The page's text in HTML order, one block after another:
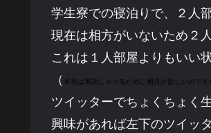
学生寮での寝泊りで、２人
現在は相方がいないため２
これは１人部屋よりもいい
（ 本当は英語しゃべるために相方が欲しいのです
ツイッターでちょくちょく
興味があれば左下のツイッ